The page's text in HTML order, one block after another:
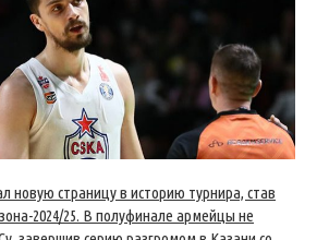
новую страницу в историю турнира, став
2024/25. В полуфинале армейцы не